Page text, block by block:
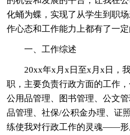
化蛹为蝶，实现了从学生到职
作心态和工作能力上都有了一定
一、工作综述
20xx年x月x日至x月x日，
职，主要负责行政方面的工作
公用品管理、图书管理、公文
品管理、社保/公积金办理、证
练使我对行政工作的灵魂——形